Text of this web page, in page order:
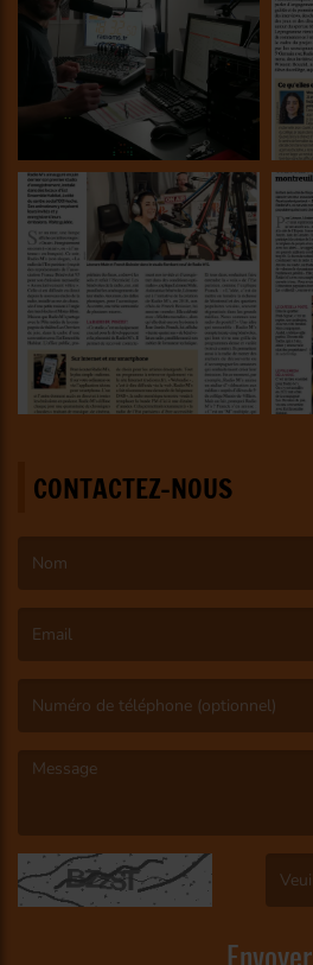
CONTACTEZ-NOUS